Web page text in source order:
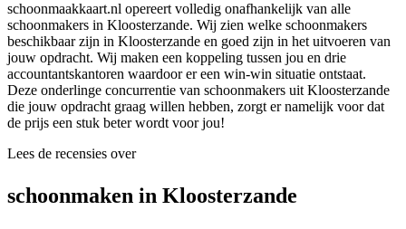
schoonmaakkaart.nl opereert volledig onafhankelijk van alle
schoonmakers in Kloosterzande. Wij zien welke schoonmakers
beschikbaar zijn in Kloosterzande en goed zijn in het uitvoeren van
jouw opdracht. Wij maken een koppeling tussen jou en drie
accountantskantoren waardoor er een win-win situatie ontstaat.
Deze onderlinge concurrentie van schoonmakers uit Kloosterzande
die jouw opdracht graag willen hebben, zorgt er namelijk voor dat
de prijs een stuk beter wordt voor jou!
Lees de recensies over
schoonmaken in Kloosterzande